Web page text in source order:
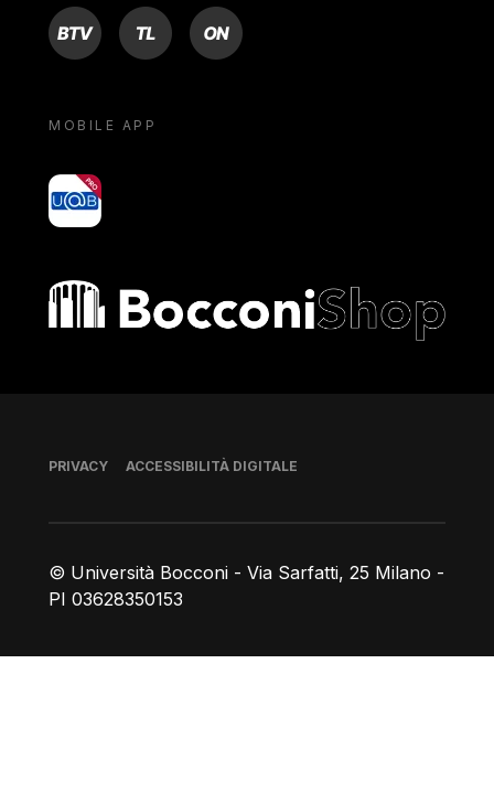
BTV TL ON
MOBILE APP
yoU@B
Bocconi shop
© Università Bocconi - Via Sarfatti, 25 Milano -
PI 03628350153
Piè di pagina
PRIVACY ACCESSIBILITÀ DIGITALE